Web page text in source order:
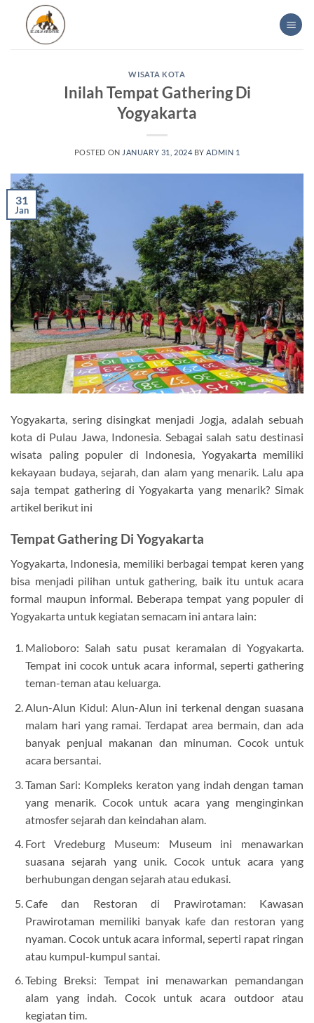
content
WISATA KOTA
Inilah Tempat Gathering Di
Yogyakarta
POSTED ON JANUARY 31, 2024 BY ADMIN 1
31
Jan
Yogyakarta, sering disingkat menjadi Jogja, adalah sebuah
kota di Pulau Jawa, Indonesia. Sebagai salah satu destinasi
wisata paling populer di Indonesia, Yogyakarta memiliki
kekayaan budaya, sejarah, dan alam yang menarik. Lalu apa
saja tempat gathering di Yogyakarta yang menarik? Simak
artikel berikut ini
Tempat Gathering Di Yogyakarta
Yogyakarta, Indonesia, memiliki berbagai tempat keren yang
bisa menjadi pilihan untuk gathering, baik itu untuk acara
formal maupun informal. Beberapa tempat yang populer di
Yogyakarta untuk kegiatan semacam ini antara lain:
Malioboro: Salah satu pusat keramaian di Yogyakarta.
Tempat ini cocok untuk acara informal, seperti gathering
teman-teman atau keluarga.
Alun-Alun Kidul: Alun-Alun ini terkenal dengan suasana
malam hari yang ramai. Terdapat area bermain, dan ada
banyak penjual makanan dan minuman. Cocok untuk
acara bersantai.
Taman Sari: Kompleks keraton yang indah dengan taman
yang menarik. Cocok untuk acara yang menginginkan
atmosfer sejarah dan keindahan alam.
Fort Vredeburg Museum: Museum ini menawarkan
suasana sejarah yang unik. Cocok untuk acara yang
berhubungan dengan sejarah atau edukasi.
Cafe dan Restoran di Prawirotaman: Kawasan
Prawirotaman memiliki banyak kafe dan restoran yang
nyaman. Cocok untuk acara informal, seperti rapat ringan
atau kumpul-kumpul santai.
Tebing Breksi: Tempat ini menawarkan pemandangan
alam yang indah. Cocok untuk acara outdoor atau
kegiatan tim.